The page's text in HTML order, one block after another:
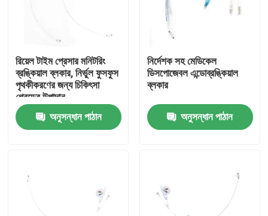
পণ্য
রিয়েল টাইম প্রেসার মনিটরিং
ব্রঙ্কিয়াল ব্লকার, নির্ভুল ফুসফুস
পৃথকীকরণের জন্য চিকিৎসা
গ্রেডের উপাদান
অনুসন্ধান পাঠান
নির্দেশক সহ মেডিকেল
ডিসপোজেবল এন্ডোব্রঙ্কিয়াল
ব্লকার
অনুসন্ধান পাঠান